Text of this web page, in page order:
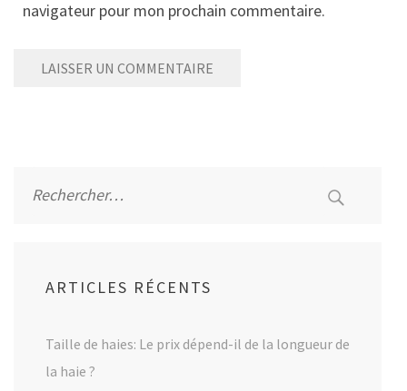
navigateur pour mon prochain commentaire.
ARTICLES RÉCENTS
Taille de haies: Le prix dépend-il de la longueur de
la haie ?